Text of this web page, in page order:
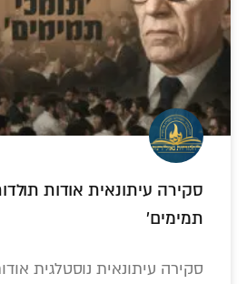
סקירה עיתונאית אודות
תמימים'
סקירה עיתונאית נוסטלגית